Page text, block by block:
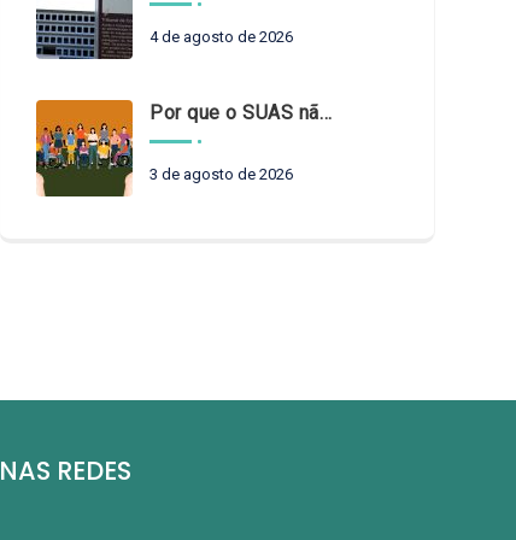
4 de agosto de 2026
Por que o SUAS não pode esperar?
3 de agosto de 2026
NAS REDES